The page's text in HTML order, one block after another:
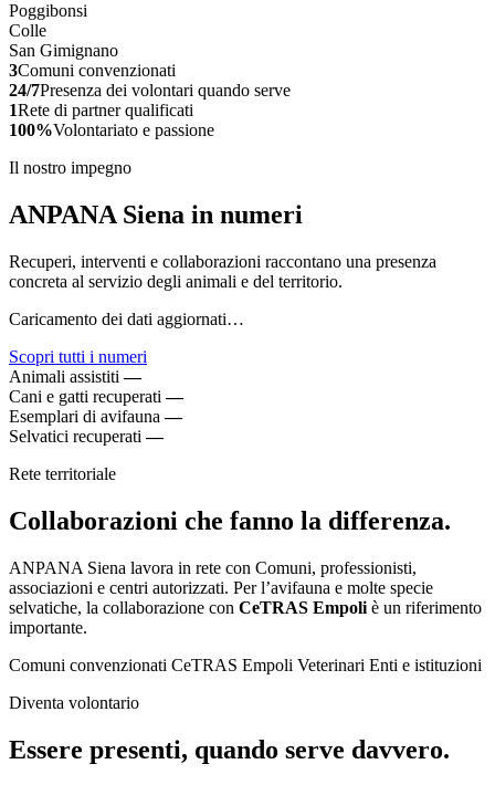
Poggibonsi
Colle
San Gimignano
3Comuni convenzionati
24/7Presenza dei volontari quando serve
1Rete di partner qualificati
100%Volontariato e passione
Il nostro impegno
ANPANA Siena in numeri
Recuperi, interventi e collaborazioni raccontano una presenza
concreta al servizio degli animali e del territorio.
Caricamento dei dati aggiornati…
Scopri tutti i numeri
Animali assistiti —
Cani e gatti recuperati —
Esemplari di avifauna —
Selvatici recuperati —
Rete territoriale
Collaborazioni che fanno la differenza.
ANPANA Siena lavora in rete con Comuni, professionisti,
associazioni e centri autorizzati. Per l’avifauna e molte specie
selvatiche, la collaborazione con CeTRAS Empoli è un riferimento
importante.
Comuni convenzionati CeTRAS Empoli Veterinari Enti e istituzioni
Diventa volontario
Essere presenti, quando serve davvero.